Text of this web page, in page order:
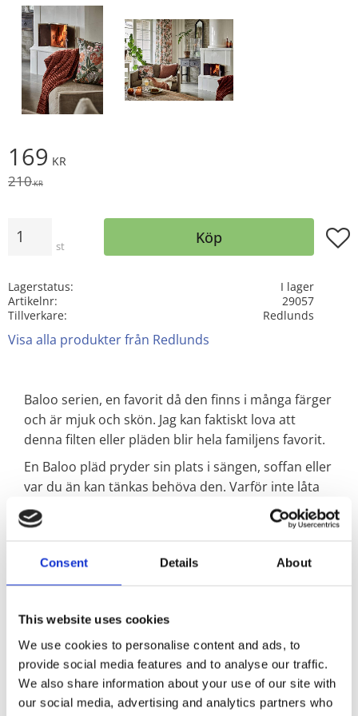
Consent Details About
This website uses cookies
We use cookies to personalise content and ads, to
provide social media features and to analyse our traffic.
We also share information about your use of our site with
our social media, advertising and analytics partners who
Nedsatt pris:
169 KR
Ordinarie pris:
210KR
st Köp
Lagerstatus
I lager
Artikelnr
29057
Tillverkare
Redlunds
Visa alla produkter från Redlunds
Baloo serien, en favorit då den finns i många färger
och är mjuk och skön. Jag kan faktiskt lova att
denna filten eller pläden blir hela familjens favorit.
En Baloo pläd pryder sin plats i sängen, soffan eller
var du än kan tänkas behöva den. Varför inte låta
alla i familjen få var sin?
Tvättas i 40º
OEKO-TEX® Standard 100
OEKO-TEX® Standard 100 är ett oberoende globalt
test- och certifieringssystem för textila produkter i
alla produktionsled. Certifieringen innebär att
textilen i den färdiga produkten är fri från
ohälsosamma kemikalier. Certifieringssystemet